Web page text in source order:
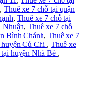
, Thuê xe 7 chỗ tại quận
, Thuê xe 7 chỗ tại
Nhuận, Thuê xe 7 chỗ
Bình Chánh, Thuê xe 7
Củ Chi , Thuê xe
huyện Nhà Bè ,